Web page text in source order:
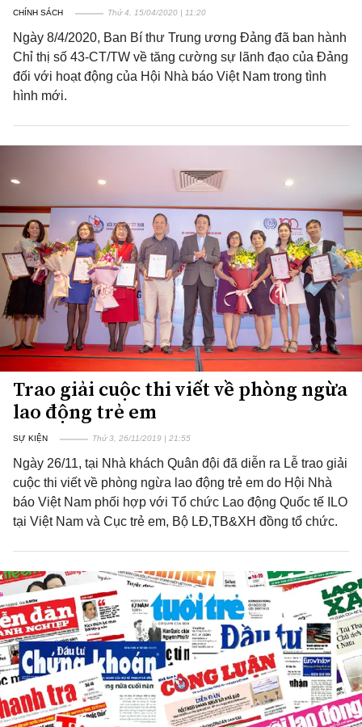
CHÍNH SÁCH Thứ 4, 15/04/2020 | 11:20
Ngày 8/4/2020, Ban Bí thư Trung ương Đảng đã ban hành
Chỉ thị số 43-CT/TW về tăng cường sự lãnh đạo của Đảng
đối với hoạt động của Hội Nhà báo Việt Nam trong tình
hình mới.
Trao giải cuộc thi viết về phòng ngừa
lao động trẻ em
SỰ KIỆN Thứ 3, 26/11/2019 | 21:55
Ngày 26/11, tại Nhà khách Quân đội đã diễn ra Lễ trao giải
cuộc thi viết về phòng ngừa lao động trẻ em do Hội Nhà
báo Việt Nam phối hợp với Tổ chức Lao động Quốc tế ILO
tại Việt Nam và Cục trẻ em, Bộ LĐ,TB&XH đồng tổ chức.